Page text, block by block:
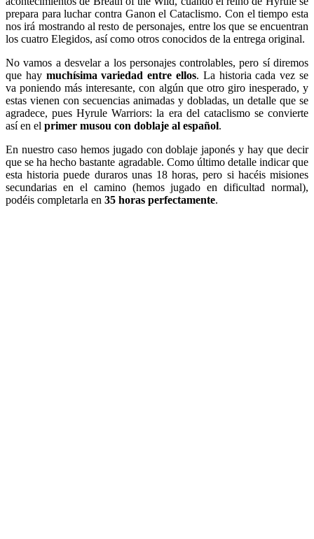
prepara para luchar contra Ganon el Cataclismo. Con el tiempo esta
nos irá mostrando al resto de personajes, entre los que se encuentran
los cuatro Elegidos, así como otros conocidos de la entrega original.
No vamos a desvelar a los personajes controlables, pero sí diremos
que hay muchísima variedad entre ellos. La historia cada vez se
va poniendo más interesante, con algún que otro giro inesperado, y
estas vienen con secuencias animadas y dobladas, un detalle que se
agradece, pues Hyrule Warriors: la era del cataclismo se convierte
así en el primer musou con doblaje al español.
En nuestro caso hemos jugado con doblaje japonés y hay que decir
que se ha hecho bastante agradable. Como último detalle indicar que
esta historia puede duraros unas 18 horas, pero si hacéis misiones
secundarias en el camino (hemos jugado en dificultad normal),
podéis completarla en 35 horas perfectamente.